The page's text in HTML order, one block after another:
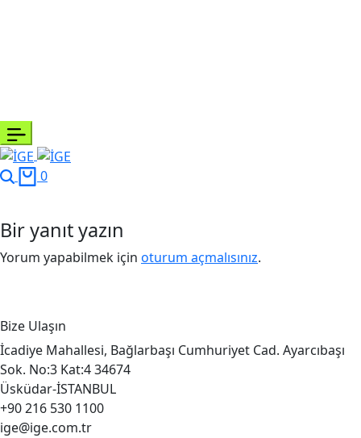
0
Bir yanıt yazın
Yorum yapabilmek için oturum açmalısınız.
Bize Ulaşın
İcadiye Mahallesi, Bağlarbaşı Cumhuriyet Cad. Ayarcıbaşı
Sok. No:3 Kat:4 34674
Üsküdar-İSTANBUL
+90 216 530 1100
ige@ige.com.tr